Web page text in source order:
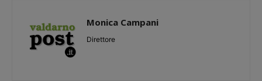
Monica Campani
Direttore